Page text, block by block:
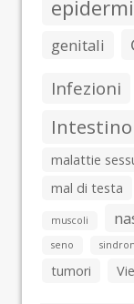
genitali
Infezioni
Intestino
malattie
mal di testa
muscoli
seno
tumori